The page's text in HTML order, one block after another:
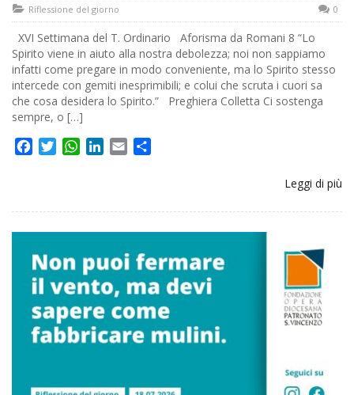
Riflessione del giorno 0
XVI Settimana del T. Ordinario Aforisma da Romani 8 “Lo
Spirito viene in aiuto alla nostra debolezza; noi non sappiamo
infatti come pregare in modo conveniente, ma lo Spirito stesso
intercede con gemiti inesprimibili; e colui che scruta i cuori sa
che cosa desidera lo Spirito.” Preghiera Colletta Ci sostenga
sempre, o […]
FacebookTwitterWhatsApp
LinkedIn
Email
Leggi di più